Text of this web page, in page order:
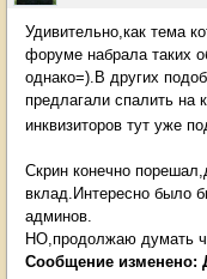
Удивительно,как тема
форуме набрала таких
однако=).В других
предлагали спалить на
инквизиторов тут уже
Скрин конечно
вклад.Интересно было
админов.
НО,продолжаю думать
Сообщение изменено: